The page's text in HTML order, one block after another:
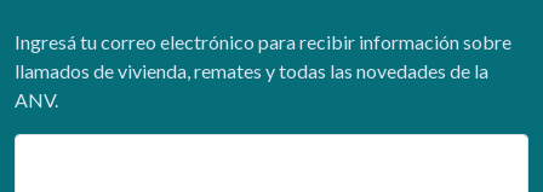
Ingresá tu correo electrónico para recibir información sobre
llamados de vivienda, remates y todas las novedades de la
ANV.
Email